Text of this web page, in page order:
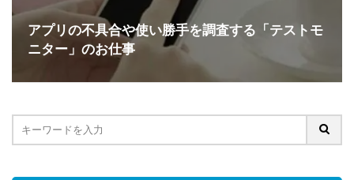
アプリの不具合や使い勝手を調査する「テストモ
ニター」のお仕事